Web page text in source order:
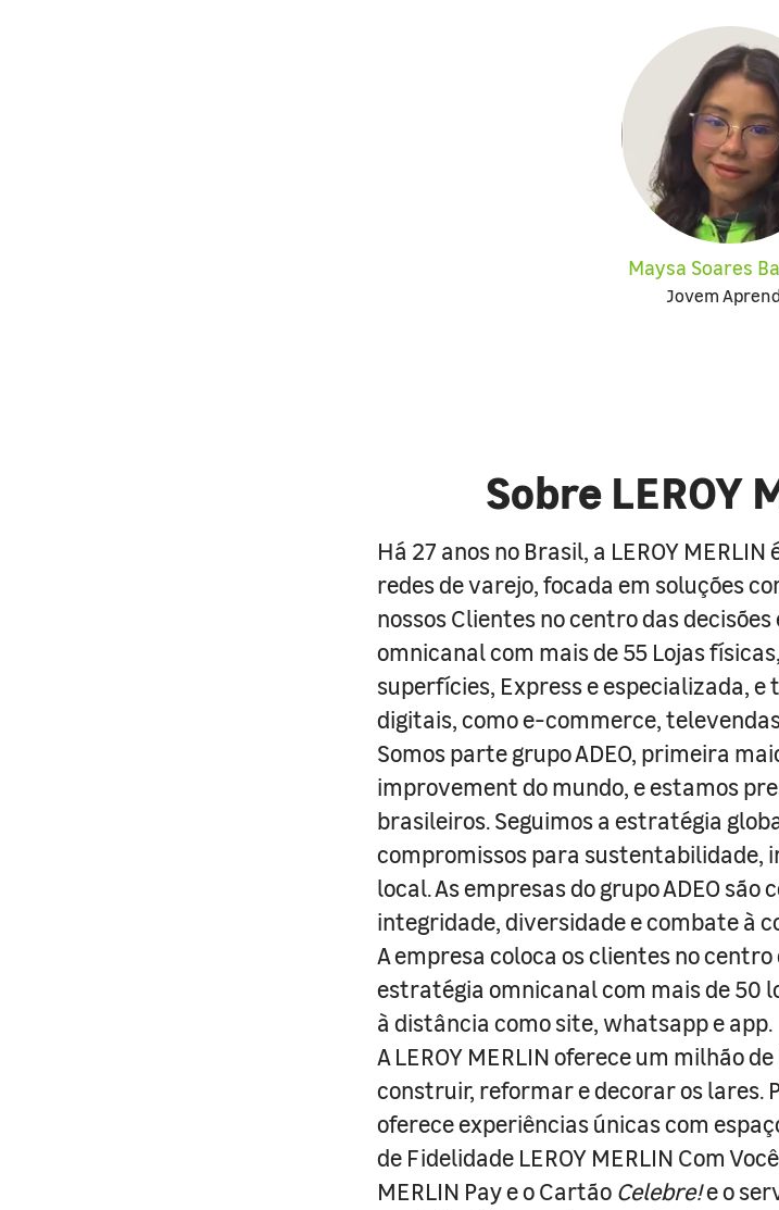
Maysa Soares
Jovem
Sobre LEROY
Há 27 anos no Brasil, a LEROY
redes de varejo, focada em soluções
nossos Clientes no centro das
omnicanal com mais de 55 Lojas
superfícies, Express e especializada,
digitais, como e-commerce,
Somos parte grupo ADEO, primeira
improvement do mundo, e estamos
brasileiros. Seguimos a estratégia
compromissos para sustentabilidade,
local. As empresas do grupo ADEO
integridade, diversidade e combate à
A empresa coloca os clientes no
estratégia omnicanal com mais de 50
à distância como site, whatsapp e app.
A LEROY MERLIN oferece um milhão
construir, reformar e decorar os lares.
oferece experiências únicas com
de Fidelidade LEROY MERLIN Com
MERLIN Pay e o Cartão Celebre!e o